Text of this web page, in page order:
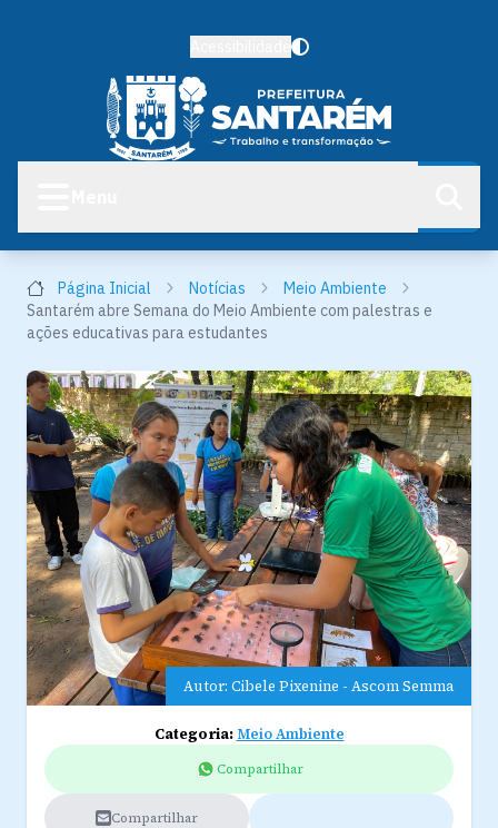
Página Inicial Notícias
Meio Ambiente
Santarém abre Semana do Meio Ambiente com palestras e
ações educativas para estudantes
Autor: Cibele Pixenine - Ascom Semma
Categoria:Meio Ambiente
Compartilhar
Compartilhar